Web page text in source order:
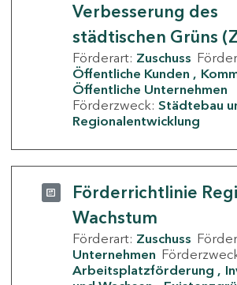
Verbesserung des
städtischen Grüns
Förderart: Zuschuss
Öffentliche Kunden
Öffentliche Unternehmen
Förderzweck: Städtebau
Regionalentwicklung
Förderrichtlinie
Wachstum
Förderart: Zuschuss
Unternehmen
Arbeitsplatzförderung